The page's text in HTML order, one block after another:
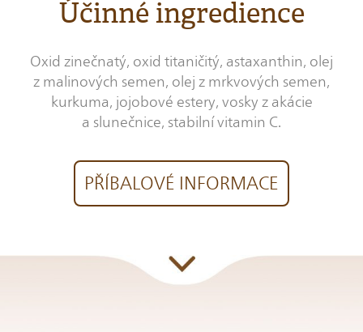
Účinné ingredience
Oxid zinečnatý, oxid titaničitý, astaxanthin, olej
z malinových semen, olej z mrkvových semen,
kurkuma, jojobové estery, vosky z akácie
a slunečnice, stabilní vitamin C.
PŘÍBALOVÉ INFORMACE